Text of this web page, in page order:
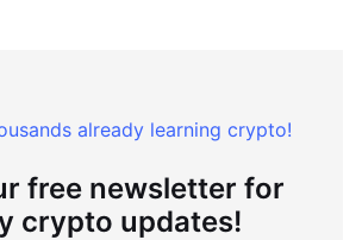
already learning crypto!
free newsletter for
crypto updates!